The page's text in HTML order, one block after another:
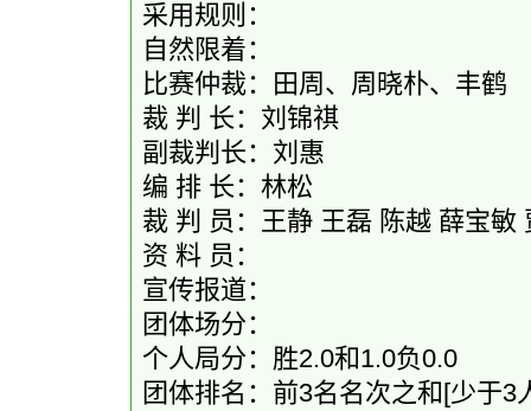
采用规则：
自然限着：
比赛仲裁：田周、周晓朴、丰鹤
裁 判 长：刘锦祺
副裁判长：刘惠
编 排 长：林松
裁 判 员：王静 王磊 陈越 薛宝敏
资 料 员：
宣传报道：
团体场分：
个人局分：胜2.0和1.0负0.0
团体排名：前3名名次之和[少于